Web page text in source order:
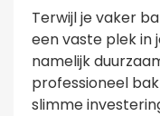
Terwijl je vaker
een vaste plek in
namelijk
professioneel
slimme